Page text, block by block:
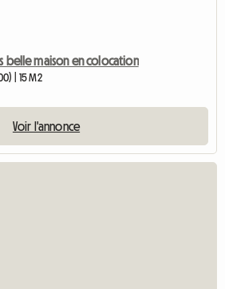
belle maison en colocation
| 15 M2
Voir l'annonce